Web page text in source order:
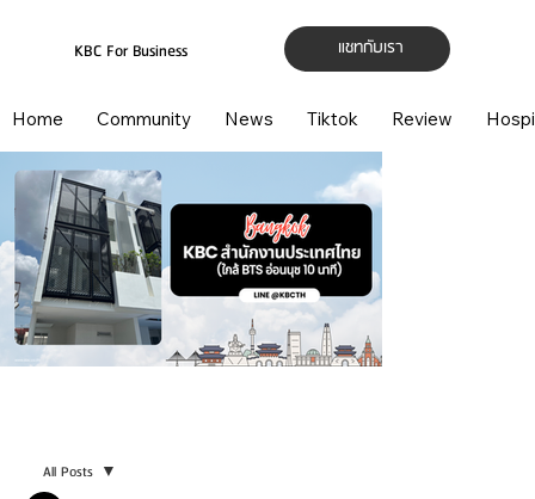
แชทกับเรา
KBC For Business
Home Community News Tiktok Review
All Posts